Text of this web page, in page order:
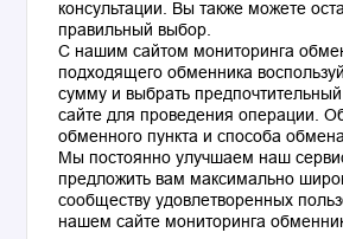
консультации. Вы также можете
правильный выбор.
С нашим сайтом мониторинга
подходящего обменника
сумму и выбрать
сайте для проведения операции.
обменного пункта и способа обмена.
Мы постоянно улучшаем наш
предложить вам максимально
сообществу удовлетворенных